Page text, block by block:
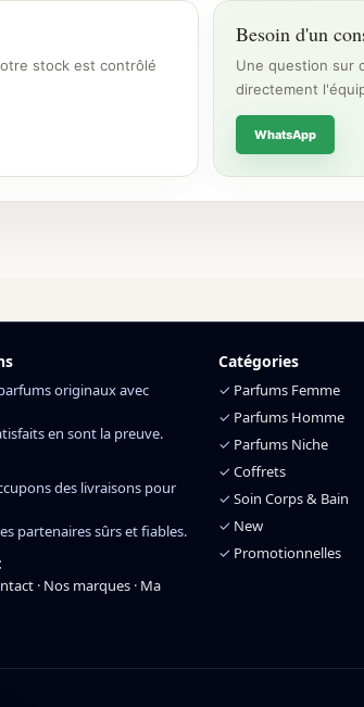
stock est contrôlé
Besoin d'un
Une question sur
directement
WhatsApp
originaux avec
en sont la preuve.
des livraisons pour
partenaires sûrs et fiables.
· Nos marques· Ma
Catégories
✓ Parfums Femme
✓ Parfums Homme
✓ Parfums Niche
✓ Coffrets
✓ Soin Corps & Bain
✓ New
✓ Promotionnelles